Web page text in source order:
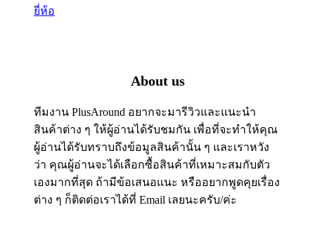
ยี่ห้อ
About us
ทีมงาน PlusAround อยากจะมารีวิวและแนะนำ
สินค้าต่าง ๆ ให้ผู้อ่านได้รับชมกัน เพื่อที่จะทำให้คุณ
ผู้อ่านได้รับทราบถึงข้อมูลสินค้านั้น ๆ และเราหวัง
ว่า คุณผู้อ่านจะได้เลือกซื้อสินค้าที่เหมาะสมกับตัว
เองมากที่สุด ถ้ามีข้อเสนอแนะ หรืออยากพูดคุยเรื่อง
ต่าง ๆ ก็ติดต่อเราได้ที่ Email เลยนะครับ/ค่ะ